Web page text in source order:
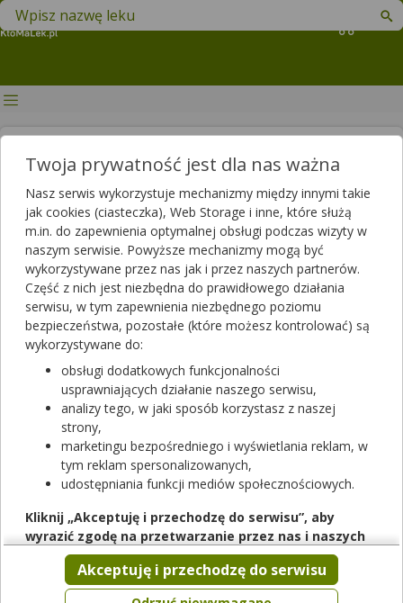
Koszyk
Znajdź lek w swojej okolicy
GIF: Wstrzymanie w obrocie 2
serii leku Symibace
Publikacja: 2023-10-21 20:39 Aktualizacja: 2025-06-03 14:20
20 października 2023 r. Główny Inspektorat Farmaceutyczny
opublikował komunikat, na mocy którego wstrzymano w
obrocie dwie serie leku Symibace, stosowanego w leczeniu m.in.
nadciśnienia tętniczego krwi. Dlaczego wstrzymano obrót
dwoma seriami tego leku?
Autor
Artykuł rekomendowany przez:
magister farmacji Bartłomiej Łuczyński
Twoja prywatność jest dla nas ważna
Nasz serwis wykorzystuje mechanizmy między innymi takie
jak cookies (ciasteczka), Web Storage i inne, które służą
m.in. do zapewnienia optymalnej obsługi podczas wizyty w
naszym serwisie. Powyższe mechanizmy mogą być
wykorzystywane przez nas jak i przez naszych partnerów.
Część z nich jest niezbędna do prawidłowego działania
serwisu, w tym zapewnienia niezbędnego poziomu
bezpieczeństwa, pozostałe (które możesz kontrolować) są
wykorzystywane do:
obsługi dodatkowych funkcjonalności
usprawniających działanie naszego serwisu,
analizy tego, w jaki sposób korzystasz z naszej
strony,
marketingu bezpośredniego i wyświetlania reklam, w
tym reklam spersonalizowanych,
udostępniania funkcji mediów społecznościowych.
Kliknij „Akceptuję i przechodzę do serwisu”, aby
wyrazić zgodę na przetwarzanie przez nas i naszych
partnerów Twoich danych w powyższych celach.
Pamiętaj, że wyrażenie zgody jest dobrowolne, a wyrażoną
Akceptuję i przechodzę do serwisu